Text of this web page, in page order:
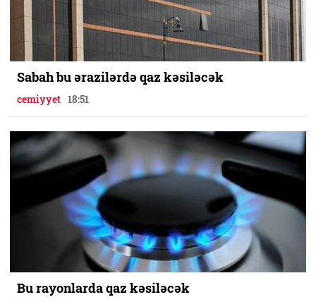
Sabah bu ərazilərdə qaz kəsiləcək
cemiyyet 18:51
Bu rayonlarda qaz kəsiləcək